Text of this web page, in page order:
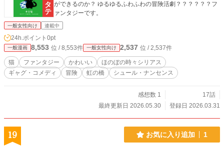
ができるのか？ ゆるゆるふわふわの冒険活劇？？？？？？フ
ァンタジーです。
一般女性向け 連載中
24h.ポイント 0pt
一般漫画 8,553 位 / 8,553件 一般女性向け 2,537 位 / 2,537件
猫 ファンタジー かわいい
ほのぼの時々シリアス
ギャグ・コメディ
冒険 虹の橋 シュール・ナンセンス
感想数 1
17話
最終更新日 2026.05.30
登録日 2026.03.31
19 お気に入り追加 1